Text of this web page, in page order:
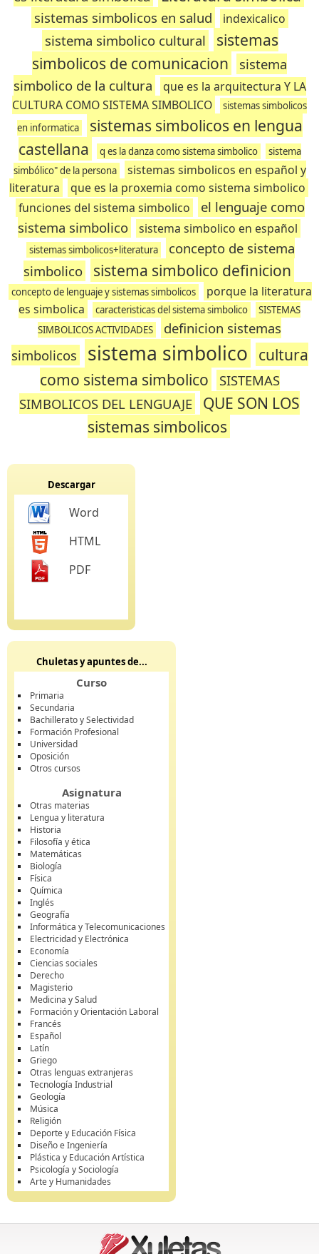
sistemas simbolicos en salud indexicalico
sistema simbolico cultural
sistemas
simbolicos de comunicacion
sistema
simbolico de la cultura
que es la arquitectura Y LA
CULTURA COMO SISTEMA SIMBOLICO
sistemas simbolicos
en informatica
sistemas simbolicos en lengua
castellana
q es la danza como sistema simbolico
sistema
simbólico" de la persona
sistemas simbolicos en español y
literatura
que es la proxemia como sistema simbolico
funciones del sistema simbolico
el lenguaje como
sistema simbolico
sistema simbolico en español
sistemas simbolicos+literatura
concepto de sistema
simbolico
sistema simbolico definicion
concepto de lenguaje y sistemas simbolicos
porque la literatura
es simbolica
caracteristicas del sistema simbolico
SISTEMAS
SIMBOLICOS ACTIVIDADES
definicion sistemas
simbolicos
sistema simbolico cultura
como sistema simbolico
SISTEMAS
SIMBOLICOS DEL LENGUAJE
QUE SON LOS
sistemas simbolicos
Descargar
Word
HTML
PDF
Chuletas y apuntes de...
Curso
Primaria
Secundaria
Bachillerato y Selectividad
Formación Profesional
Universidad
Oposición
Otros cursos
Asignatura
Otras materias
Lengua y literatura
Historia
Filosofía y ética
Matemáticas
Biología
Física
Química
Inglés
Geografía
Informática y Telecomunicaciones
Electricidad y Electrónica
Economía
Ciencias sociales
Derecho
Magisterio
Medicina y Salud
Formación y Orientación Laboral
Francés
Español
Latín
Griego
Otras lenguas extranjeras
Tecnología Industrial
Geología
Música
Religión
Deporte y Educación Física
Diseño e Ingeniería
Plástica y Educación Artística
Psicología y Sociología
Arte y Humanidades